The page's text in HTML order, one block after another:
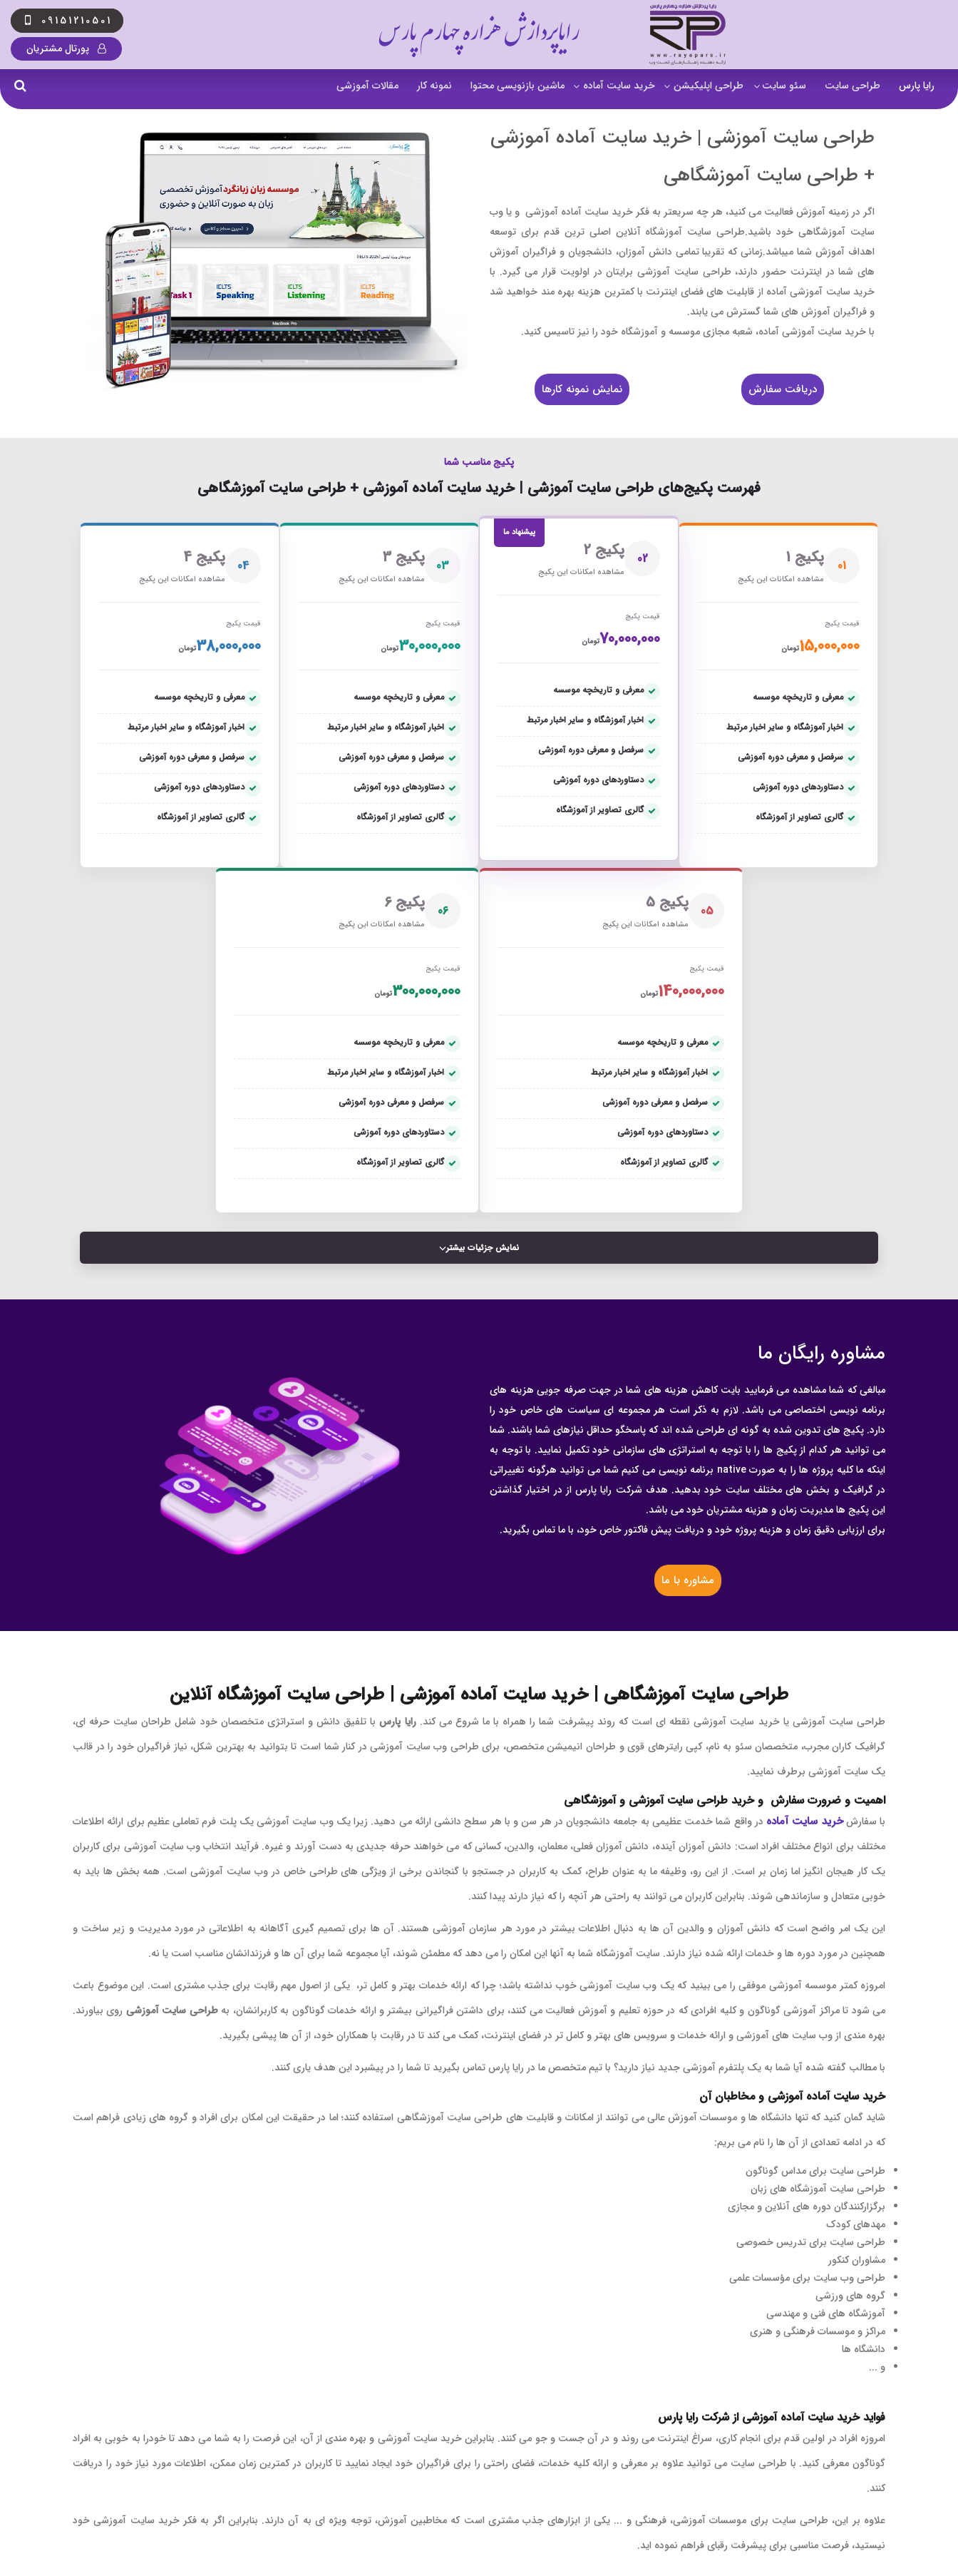
رایاپردازش هزاره چهارم پارس
09151210501
پورتال مشتریان
رایا پارس طراحی سایت سئو سایت
آنالیز سایت
آموزش سئو در مشهد
طراحی اپلیکیشن
اپلیکیشن فروشگاهی
اپلیکیشن آموزشی
خرید سایت آماده
خرید سایت گردشگری
خرید سایت b2b بی تو بی
خرید سایت آموزشی
خرید سایت شخصی
خرید سایت با امکانات دیوار
خرید سایت نوبت دهی پزشکان
ماشین بازنویسی محتوا نمونه کار مقالات آموزشی
طراحی سایت آموزشی | خرید سایت آماده آموزشی
+ طراحی سایت آموزشگاهی
اگر در زمینه آموزش فعالیت‌ می‌ کنید، هر چه سریعتر به فکر خرید سایت آماده آموزشی و یا وب
سایت آموزشگاهی خود باشید.طراحی سایت آموزشگاه آنلاین اصلی ترین قدم برای توسعه
اهداف آموزش شما میباشد.زمانی که تقریبا تمامی دانش آموزان، دانشجویان و فراگیران آموزش‌
های شما در اینترنت حضور دارند، طراحی سایت آموزشی برایتان در اولویت قرار می‌ گیرد. با
خرید سایت آموزشی آماده از قابلیت‌ های فضای اینترنت با کمترین هزینه بهره مند خواهید شد
و فراگیران آموزش‌ های شما گسترش می‌ یابند.
با خرید سایت آموزشی آماده، شعبه مجازی موسسه و آموزشگاه خود را نیز تاسیس کنید.
دریافت سفارش نمایش نمونه کارها
پکیج مناسب شما
فهرست پکیج‌های طراحی سایت آموزشی | خرید سایت آماده آموزشی + طراحی سایت آموزشگاهی
01 پکیج 1
مشاهده امکانات این پکیج
قیمت پکیج
15,000,000تومان
معرفی و تاریخچه موسسه
اخبار آموزشگاه و سایر اخبار مرتبط
سرفصل و معرفی دوره آموزشی
دستاوردهای دوره آموزشی
گالری تصاویر از آموزشگاه
پیشنهاد ما
02 پکیج 2
مشاهده امکانات این پکیج
قیمت پکیج
70,000,000تومان
معرفی و تاریخچه موسسه
اخبار آموزشگاه و سایر اخبار مرتبط
سرفصل و معرفی دوره آموزشی
دستاوردهای دوره آموزشی
گالری تصاویر از آموزشگاه
03 پکیج 3
مشاهده امکانات این پکیج
قیمت پکیج
30,000,000تومان
معرفی و تاریخچه موسسه
اخبار آموزشگاه و سایر اخبار مرتبط
سرفصل و معرفی دوره آموزشی
دستاوردهای دوره آموزشی
گالری تصاویر از آموزشگاه
04 پکیج 4
مشاهده امکانات این پکیج
قیمت پکیج
38,000,000تومان
معرفی و تاریخچه موسسه
اخبار آموزشگاه و سایر اخبار مرتبط
سرفصل و معرفی دوره آموزشی
دستاوردهای دوره آموزشی
گالری تصاویر از آموزشگاه
05 پکیج 5
مشاهده امکانات این پکیج
قیمت پکیج
140,000,000تومان
معرفی و تاریخچه موسسه
اخبار آموزشگاه و سایر اخبار مرتبط
سرفصل و معرفی دوره آموزشی
دستاوردهای دوره آموزشی
گالری تصاویر از آموزشگاه
06 پکیج 6
مشاهده امکانات این پکیج
قیمت پکیج
300,000,000تومان
معرفی و تاریخچه موسسه
اخبار آموزشگاه و سایر اخبار مرتبط
سرفصل و معرفی دوره آموزشی
دستاوردهای دوره آموزشی
گالری تصاویر از آموزشگاه
نمایش جزئیات بیشتر
مشاوره رایگان ما
مبالغی که شما مشاهده می فرمایید بایت کاهش هزینه های شما در جهت صرفه جویی هزینه های
برنامه نویسی اختصاصی می باشد. لازم به ذکر است هر مجموعه ای سیاست های خاص خود را
دارد. پکیج های تدوین شده به گونه ای طراحی شده اند که پاسخگو حداقل نیازهای شما باشند. شما
می توانید هر کدام از پکیج ها را با توجه به استراتژی های سازمانی خود تکمیل نمایید. با توجه به
اینکه ما کلیه پروژه ها را به صورت native برنامه نویسی می کنیم شما می توانید هرگونه تغییراتی
در گرافیک و بخش های مختلف سایت خود بدهید. هدف شرکت رایا پارس از در اختیار گذاشتن
این پکیج ها مدیریت زمان و هزینه مشتریان خود می باشد.
برای ارزیابی دقیق زمان و هزینه پروژه خود و دریافت پیش‌ فاکتور خاص خود، با ما تماس بگیرید.
مشاوره با ما
طراحی سایت آموزشگاهی | خرید سایت آماده آموزشی | طراحی سایت آموزشگاه آنلاین
طراحی سایت آموزشی یا خرید سایت آموزشی نقطه ای است که روند پیشرفت شما را همراه با ما شروع می کند.رایا پارسبا تلفیق دانش و استراتژی متخصصان خود شامل طراحان سایت حرفه ای،
گرافیک کاران مجرب، متخصصان سئو به نام، کپی رایترهای قوی و طراحان انیمیشن متخصص، برای طراحی وب سایت آموزشی در کنار شما است تا بتوانید به بهترین شکل، نیاز فراگیران خود را در قالب
یک سایت آموزشی برطرف نمایید.
اهمیت و ضرورت سفارش و خرید طراحی سایت آموزشی و آموزشگاهی
با سفارشخرید سایت آماده در واقع شما خدمت عظیمی به جامعه دانشجویان در هر سن و با هر سطح دانشی ارائه می دهید. زیرا یک وب سایت آموزشی یک پلت فرم تعاملی عظیم برای ارائه اطلاعات
مختلف برای انواع مختلف افراد است: دانش آموزان آینده، دانش آموزان فعلی، معلمان، والدین، کسانی که می خواهند حرفه جدیدی به دست آورند و غیره. فرآیند انتخاب وب سایت آموزشی برای کاربران
یک کار هیجان انگیز اما زمان بر است. از این رو، وظیفه ما به عنوان طراح، کمک به کاربران در جستجو با گنجاندن برخی از ویژگی های طراحی خاص در وب سایت آموزشی است. همه بخش ها باید به
خوبی متعادل و سازماندهی شوند. بنابراین کاربران می توانند به راحتی هر آنچه را که نیاز دارند پیدا کنند.
این یک امر واضح است که دانش آموزان و والدین آن ها به دنبال اطلاعات بیشتر در مورد هر سازمان آموزشی هستند. آن ها برای تصمیم گیری آگاهانه به اطلاعاتی در مورد مدیریت و زیر ساخت و
همچنین در مورد دوره ها و خدمات ارائه شده نیاز دارند. سایت آموزشگاه شما به آنها این امکان را می دهد که مطمئن شوند، آیا مجموعه شما برای آن ها و فرزندانشان مناسب است یا نه.
امروزه کمتر موسسه آموزشی موفقی را می بینید که یک وب سایت آموزشی خوب نداشته باشد؛ چرا که ارائه خدمات بهتر و کامل تر، یکی از اصول مهم رقابت برای جذب مشتری است. این موضوع باعث
می شود تا مراکز آموزشی گوناگون و کلیه افرادی که در حوزه تعلیم و آموزش فعالیت می کنند، برای داشتن فراگیرانی بیشتر و ارائه خدمات گوناگون به کاربرانشان، بهطراحی سایت آموزشی روی بیاورند.
بهره مندی از وب سایت های آموزشی و ارائه خدمات و سرویس های بهتر و کامل تر در فضای اینترنت، کمک می کند تا در رقابت با همکاران خود، از آن ها پیشی بگیرید.
با مطالب گفته شده آیا شما به یک پلتفرم آموزشی جدید نیاز دارید؟ با تیم متخصص ما در رایا پارس تماس بگیرید تا شما را در پیشبرد این هدف یاری کنند.
خرید سایت آماده آموزشی و مخاطبان آن
شاید گمان کنید که تنها دانشگاه ها و موسسات آموزش عالی می توانند از امکانات و قابلیت های طراحی سایت آموزشگاهی استفاده کنند؛ اما در حقیقت این امکان برای افراد و گروه های زیادی فراهم است
که در ادامه تعدادی از آن ها را نام می بریم:
طراحی سایت برای مداس گوناگون
طراحی سایت آموزشگاه های زبان
برگزارکنندگان دوره های آنلاین و مجازی
مهدهای کودک
طراحی سایت برای تدریس خصوصی
مشاوران کنکور
طراحی وب سایت برای مؤسسات علمی
گروه های ورزشی
آموزشگاه های فنی و مهندسی
مراکز و موسسات فرهنگی و هنری
دانشگاه ها
و ...
فواید خرید سایت آماده آموزشی از شرکت رایا پارس
امروزه افراد در اولین قدم برای انجام کاری، سراغ اینترنت می روند و در آن جست و جو می کنند. بنابراین خرید سایت آموزشی و بهره مندی از آن، این فرصت را به شما می دهد تا خودرا به خوبی به افراد
گوناگون معرفی کنید. با طراحی سایت می توانید علاوه بر معرفی و ارائه کلیه خدمات، فضای راحتی را برای فراگیران خود ایجاد نمایید تا کاربران در کمترین زمان ممکن، اطلاعات مورد نیاز خود را دریافت
کنند.
علاوه بر این، طراحی سایت برای موسسات آموزشی، فرهنگی و ... یکی از ابزارهای جذب مشتری است که مخاطبین آموزش، توجه ویژه ای به آن دارند. بنابراین اگر به فکر خرید سایت آموزشی خود
نیستید، فرصت مناسبی برای پیشرفت رقبای فراهم نموده اید.